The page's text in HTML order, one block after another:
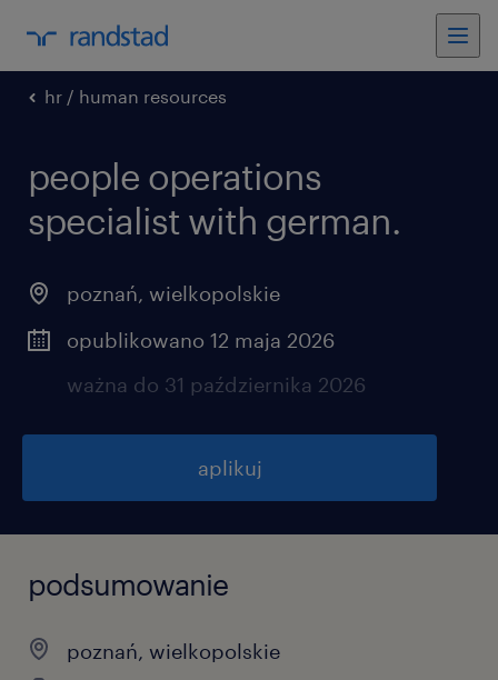
hr / human resources
people operations
specialist with german.
poznań, wielkopolskie
opublikowano 12 maja 2026
ważna do 31 października 2026
aplikuj
podsumowanie
poznań, wielkopolskie